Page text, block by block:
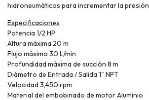
hidroneumáticos para incrementar la presión
Especificaciones
Potencia 1/2 HP
Altura máxima 20 m
Flujo máximo 30 L/min
Profundidad máxima de succión 8 m
Diámetro de Entrada / Salida 1" NPT
Velocidad 3,450 rpm
Material del embobinado de motor Aluminio